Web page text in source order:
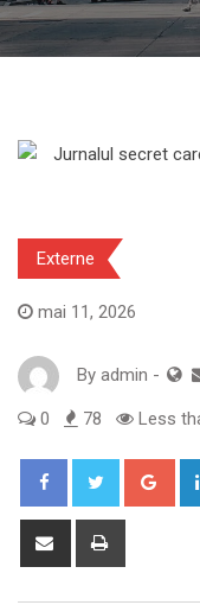
Externe
mai 11, 2026
By admin -
0 78 Less
Share